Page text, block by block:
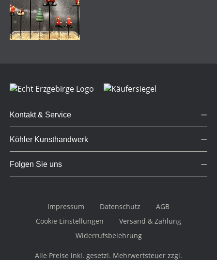
Kontakt & Service
Köhler Kunsthandwerk
Folgen Sie uns
Impressum Datenschutz
AGB
Cookie Einstellungen
Versand & Zahlung
Widerrufsbelehrung
Alle Preise inkl. gesetzl. Mehrwertsteuer zzgl.